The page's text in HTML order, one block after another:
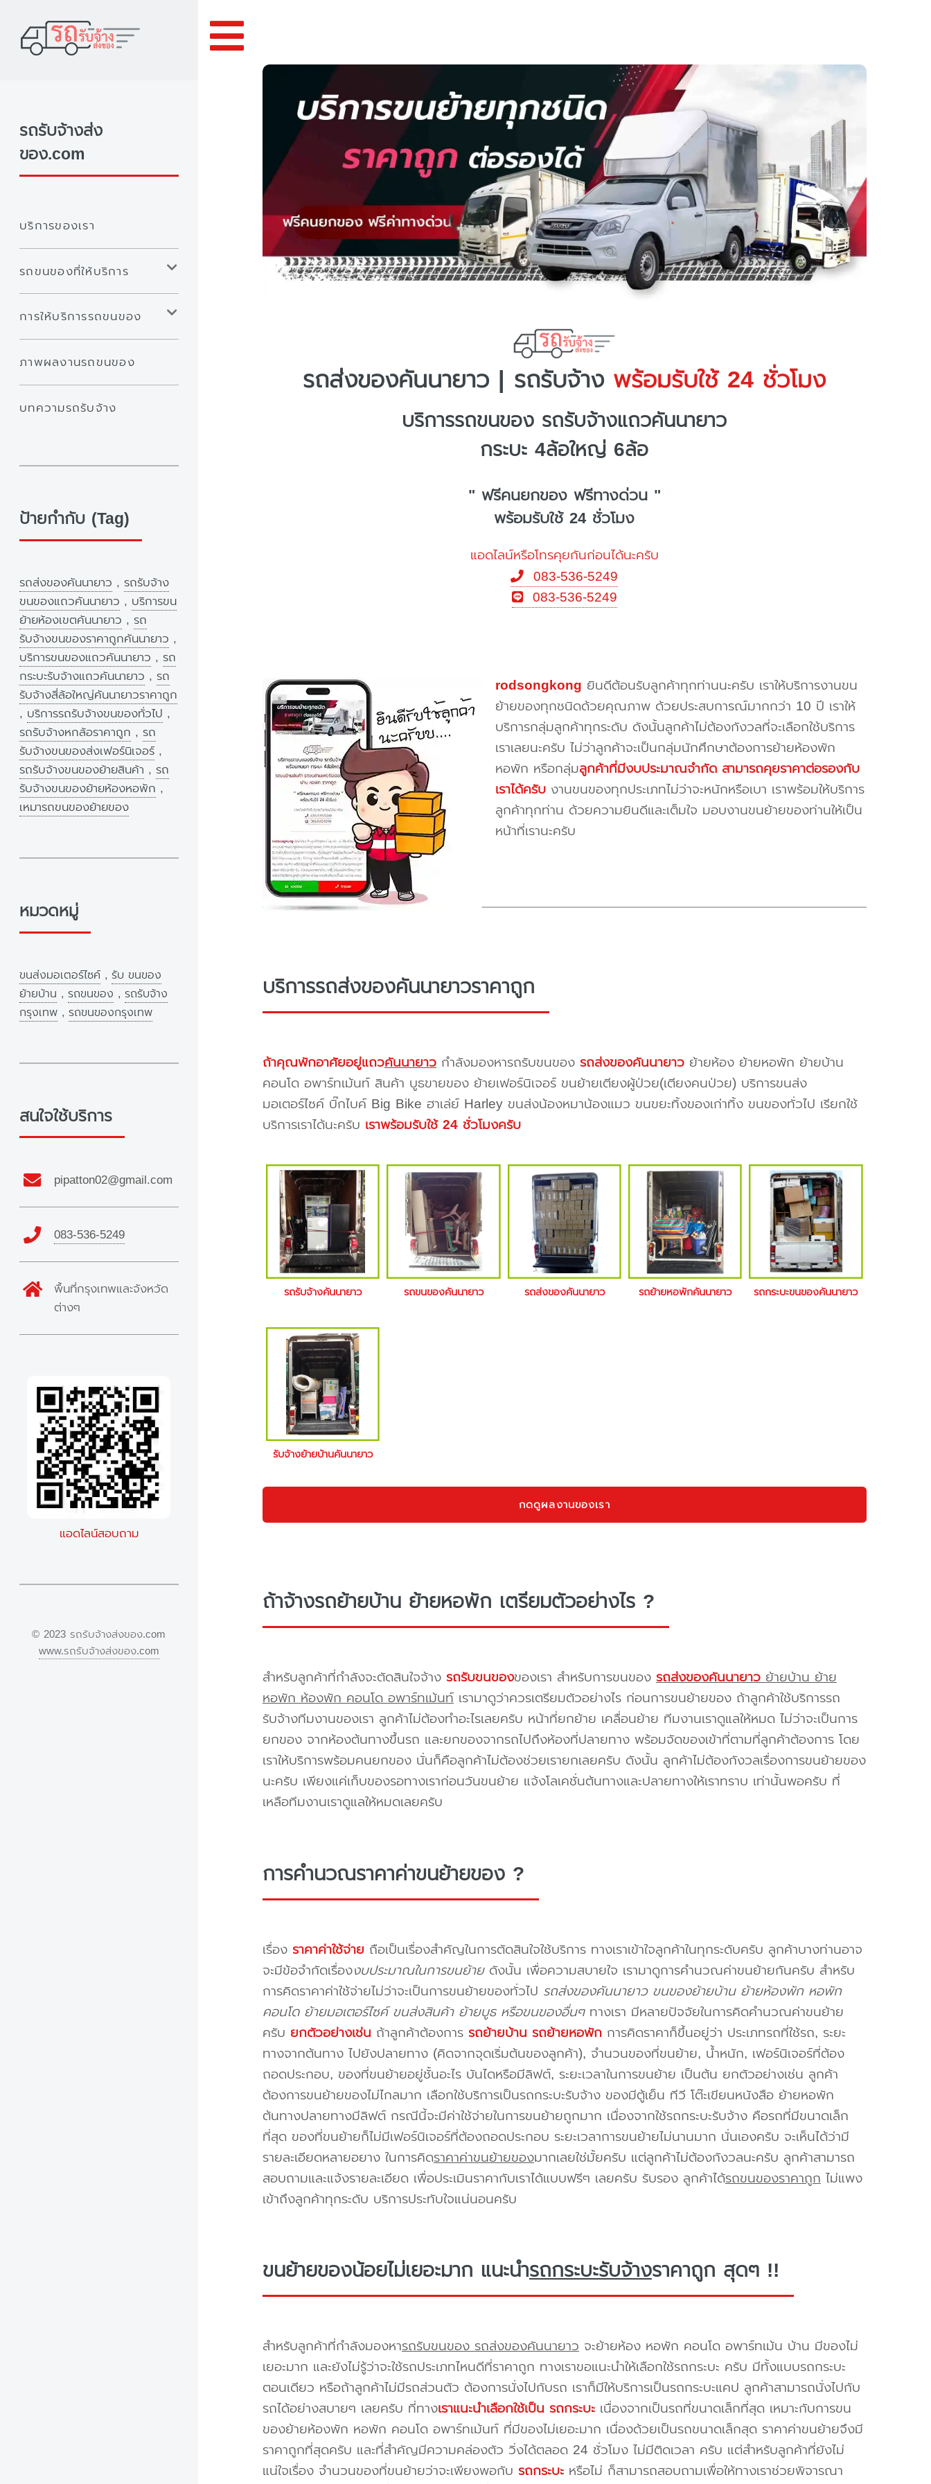
รถส่งของคันนายาว | รถรับจ้าง พร้อมรับใช้ 24 ชั่วโมง
บริการรถขนของ รถรับจ้างแถวคันนายาว
กระบะ 4ล้อใหญ่ 6ล้อ
" ฟรีคนยกของ ฟรีทางด่วน "
พร้อมรับใช้ 24 ชั่วโมง
แอดไลน์หรือโทรคุยกันก่อนได้นะครับ
083-536-5249
083-536-5249
rodsongkong ยินดีต้อนรับลูกค้าทุกท่านนะครับ เราให้บริการงานขน
ย้ายของทุกชนิดด้วยคุณภาพ ด้วยประสบการณ์มากกว่า 10 ปี เราให้
บริการกลุ่มลูกค้าทุกระดับ ดังนั้นลูกค้าไม่ต้องกังวลที่จะเลือกใช้บริการ
เราเลยนะครับ ไม่ว่าลูกค้าจะเป็นกลุ่มนักศึกษาต้องการย้ายห้องพัก
หอพัก หรือกลุ่มลูกค้าที่มีงบประมาณจำกัด สามารถคุยราคาต่อรองกับ
เราได้ครับงานขนของทุกประเภทไม่ว่าจะหนักหรือเบา เราพร้อมให้บริการ
ลูกค้าทุกท่าน ด้วยความยินดีและเต็มใจ มอบงานขนย้ายของท่านให้เป็น
หน้าที่เรานะครับ
บริการรถส่งของคันนายาวราคาถูก
ถ้าคุณพักอาศัยอยู่แถวคันนายาวกำลังมองหารถรับขนของ รถส่งของคันนายาวย้ายห้อง ย้ายหอพัก ย้ายบ้าน
คอนโด อพาร์ทเม้นท์ สินค้า บูธขายของ ย้ายเฟอร์นิเจอร์ ขนย้ายเตียงผู้ป่วย(เตียงคนป่วย) บริการขนส่ง
มอเตอร์ไซค์ บิ๊กไบค์ Big Bike ฮาเล่ย์ Harley ขนส่งน้องหมาน้องแมว ขนขยะทิ้งของเก่าทิ้ง ขนของทั่วไป เรียกใช้
บริการเราได้นะครับ เราพร้อมรับใช้ 24 ชั่วโมงครับ
รถรับจ้างคันนายาว รถขนของคันนายาว รถส่งของคันนายาว รถย้ายหอพักคันนายาว รถกระบะขนของคันนายาว
รับจ้างย้ายบ้านคันนายาว
กดดูผลงานของเรา
ถ้าจ้างรถย้ายบ้าน ย้ายหอพัก เตรียมตัวอย่างไร ?
สำหรับลูกค้าที่กำลังจะตัดสินใจจ้าง รถรับขนของของเรา สำหรับการขนของ รถส่งของคันนายาวย้ายบ้าน ย้าย
หอพัก ห้องพัก คอนโด อพาร์ทเม้นท์เรามาดูว่าควรเตรียมตัวอย่างไร ก่อนการขนย้ายของ ถ้าลูกค้าใช้บริการรถ
รับจ้างทีมงานของเรา ลูกค้าไม่ต้องทำอะไรเลยครับ หน้าที่ยกย้าย เคลื่อนย้าย ทีมงานเราดูแลให้หมด ไม่ว่าจะเป็นการ
ยกของ จากห้องต้นทางขึ้นรถ และยกของจากรถไปถึงห้องที่ปลายทาง พร้อมจัดของเข้าที่ตามที่ลูกค้าต้องการ โดย
เราให้บริการพร้อมคนยกของ นั่นก็คือลูกค้าไม่ต้องช่วยเรายกเลยครับ ดังนั้น ลูกค้าไม่ต้องกังวลเรื่องการขนย้ายของ
นะครับ เพียงแค่เก็บของรอทางเราก่อนวันขนย้าย แจ้งโลเคชั่นต้นทางและปลายทางให้เราทราบ เท่านั้นพอครับ ที่
เหลือทีมงานเราดูแลให้หมดเลยครับ
การคำนวณราคาค่าขนย้ายของ ?
เรื่อง ราคาค่าใช้จ่าย ถือเป็นเรื่องสำคัญในการตัดสินใจใช้บริการ ทางเราเข้าใจลูกค้าในทุกระดับครับ ลูกค้าบางท่านอาจ
จะมีข้อจำกัดเรื่องงบประมาณในการขนย้ายดังนั้น เพื่อความสบายใจ เรามาดูการคำนวณค่าขนย้ายกันครับ สำหรับ
การคิดราคาค่าใช้จ่ายไม่ว่าจะเป็นการขนย้ายของทั่วไป รถส่งของคันนายาว ขนของย้ายบ้าน ย้ายห้องพัก หอพัก
คอนโด ย้ายมอเตอร์ไซค์ ขนส่งสินค้า ย้ายบูธ หรือขนของอื่นๆทางเรา มีหลายปัจจัยในการคิดคำนวณค่าขนย้าย
ครับ ยกตัวอย่างเช่น ถ้าลูกค้าต้องการ รถย้ายบ้าน รถย้ายหอพักการคิดราคาก็ขึ้นอยู่ว่า ประเภทรถที่ใช้รถ, ระยะ
ทางจากต้นทาง ไปยังปลายทาง (คิดจากจุดเริ่มต้นของลูกค้า), จำนวนของที่ขนย้าย, น้ำหนัก, เฟอร์นิเจอร์ที่ต้อง
ถอดประกอบ, ของที่ขนย้ายอยู่ชั้นอะไร บันไดหรือมีลิฟต์, ระยะเวลาในการขนย้าย เป็นต้น ยกตัวอย่างเช่น ลูกค้า
ต้องการขนย้ายของไม่ไกลมาก เลือกใช้บริการเป็นรถกระบะรับจ้าง ของมีตู้เย็น ทีวี โต๊ะเขียนหนังสือ ย้ายหอพัก
ต้นทางปลายทางมีลิฟต์ กรณีนี้จะมีค่าใช้จ่ายในการขนย้ายถูกมาก เนื่องจากใช้รถกระบะรับจ้าง คือรถที่มีขนาดเล็ก
ที่สุด ของที่ขนย้ายก็ไม่มีเฟอร์นิเจอร์ที่ต้องถอดประกอบ ระยะเวลาการขนย้ายไม่นานมาก นั่นเองครับ จะเห็นได้ว่ามี
รายละเอียดหลายอยาง ในการคิดราคาค่าขนย้ายของมากเลยใช่มั้ยครับ แต่ลูกค้าไม่ต้องกังวลนะครับ ลูกค้าสามารถ
สอบถามและแจ้งรายละเอียด เพื่อประเมินราคากับเราได้แบบฟรีๆ เลยครับ รับรอง ลูกค้าได้รถขนของราคาถูกไม่แพง
เข้าถึงลูกค้าทุกระดับ บริการประทับใจแน่นอนครับ
ขนย้ายของน้อยไม่เยอะมาก แนะนำรถกระบะรับจ้างราคาถูก สุดๆ !!
สำหรับลูกค้าที่กำลังมองหารถรับขนของ รถส่งของคันนายาวจะย้ายห้อง หอพัก คอนโด อพาร์ทเม้น บ้าน มีของไม่
เยอะมาก และยังไม่รู้ว่าจะใช้รถประเภทไหนดีที่ราคาถูก ทางเราขอแนะนำให้เลือกใช้รถกระบะ ครับ มีทั้งแบบรถกระบะ
ตอนเดียว หรือถ้าลูกค้าไม่มีรถส่วนตัว ต้องการนั่งไปกับรถ เราก็มีให้บริการเป็นรถกระบะแคป ลูกค้าสามารถนั่งไปกับ
รถได้อย่างสบายๆ เลยครับ ที่ทางเราแนะนำเลือกใช้เป็น รถกระบะเนื่องจากเป็นรถที่ขนาดเล็กที่สุด เหมาะกับการขน
ของย้ายห้องพัก หอพัก คอนโด อพาร์ทเม้นท์ ที่มีของไม่เยอะมาก เนื่องด้วยเป็นรถขนาดเล็กสุด ราคาค่าขนย้ายจึงมี
ราคาถูกที่สุดครับ และที่สำคัญมีความคล่องตัว วิ่งได้ตลอด 24 ชั่วโมง ไม่มีติดเวลา ครับ แต่สำหรับลูกค้าที่ยังไม่
แน่ใจเรื่อง จำนวนของที่ขนย้ายว่าจะเพียงพอกับ รถกระบะหรือไม่ ก็สามารถสอบถามเพื่อให้ทางเราช่วยพิจารณา
รถรับจ้างส่ง
ของ.com
บริการของเรา
รถขนของที่ให้บริการ
การให้บริการรถขนของ
ภาพผลงานรถขนของ
บทความรถรับจ้าง
ป้ายกำกับ (Tag)
รถส่งของคันนายาว , รถรับจ้าง
ขนของแถวคันนายาว , บริการขน
ย้ายห้องเขตคันนายาว , รถ
รับจ้างขนของราคาถูกคันนายาว ,
บริการขนของแถวคันนายาว , รถ
กระบะรับจ้างแถวคันนายาว , รถ
รับจ้างสี่ล้อใหญ่คันนายาวราคาถูก
, บริการรถรับจ้างขนของทั่วไป ,
รถรับจ้างหกล้อราคาถูก , รถ
รับจ้างขนของส่งเฟอร์นิเจอร์ ,
รถรับจ้างขนของย้ายสินค้า , รถ
รับจ้างขนของย้ายห้องหอพัก ,
เหมารถขนของย้ายของ
หมวดหมู่
ขนส่งมอเตอร์ไซค์ , รับ ขนของ
ย้ายบ้าน , รถขนของ , รถรับจ้าง
กรุงเทพ , รถขนของกรุงเทพ
สนใจใช้บริการ
pipatton02@gmail.com
083-536-5249
พื้นที่กรุงเทพและจังหวัด
ต่างๆ
แอดไลน์สอบถาม
© 2023 รถรับจ้างส่งของ.com
www.รถรับจ้างส่งของ.com